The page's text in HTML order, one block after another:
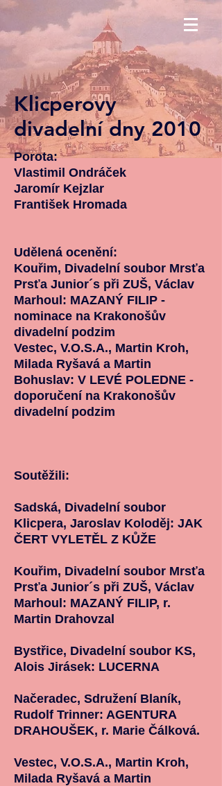
Klicperovy
divadelní dny 2010
Porota:
Vlastimil Ondráček
Jaromír Kejzlar
František Hromada
Udělená ocenění:
Kouřim, Divadelní soubor Mrsťa
Prsťa Junior´s při ZUŠ, Václav
Marhoul: MAZANÝ FILIP -
nominace na Krakonošův
divadelní podzim
Vestec, V.O.S.A., Martin Kroh,
Milada Ryšavá a Martin
Bohuslav: V LEVÉ POLEDNE -
doporučení na Krakonošův
divadelní podzim
Soutěžili:
Sadská, Divadelní soubor
Klicpera, Jaroslav Koloděj: JAK
ČERT VYLETĚL Z KŮŽE
Kouřim, Divadelní soubor Mrsťa
Prsťa Junior´s při ZUŠ, Václav
Marhoul: MAZANÝ FILIP, r.
Martin Drahovzal
Bystřice, Divadelní soubor KS,
Alois Jirásek: LUCERNA
Načeradec, Sdružení Blaník,
Rudolf Trinner: AGENTURA
DRAHOUŠEK, r. Marie Čálková.
Vestec, V.O.S.A., Martin Kroh,
Milada Ryšavá a Martin